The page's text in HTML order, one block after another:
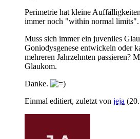
Perimetrie hat kleine
immer noch "within normal limits".
Muss sich immer ein juveniles
Goniodysgenese entwickeln oder
mehreren Jahrzehnten passieren?
Glaukom.
Danke.
Einmal editiert, zuletzt von jeja (